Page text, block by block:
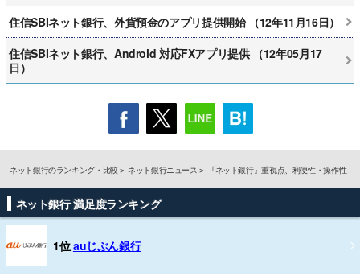
住信SBIネット銀行、外貨預金のアプリ提供開始 （12年11月16日）
住信SBIネット銀行、Android 対応FXアプリ提供 （12年05月17
日）
ネット銀行のランキング・比較 ネット銀行ニュース 『ネット銀行』重視点、利便性・操作性
ネット銀行 満足度ランキング
1位auじぶん銀行